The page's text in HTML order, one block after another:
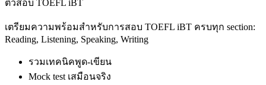
ติวสอบ TOEFL iBT
เตรียมความพร้อมสำหรับการสอบ TOEFL iBT ครบทุก section:
Reading, Listening, Speaking, Writing
รวมเทคนิคพูด-เขียน
Mock test เสมือนจริง